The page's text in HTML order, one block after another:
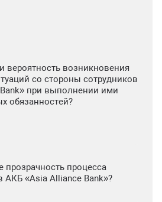
вероятность возникновения
со стороны сотрудников
при выполнении ими
обязанностей?
прозрачность процесса
АКБ «Asia Alliance Bank»?